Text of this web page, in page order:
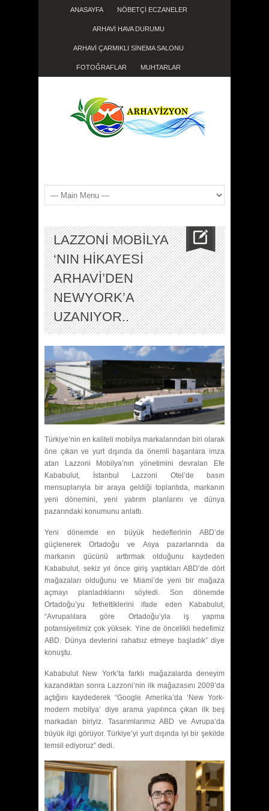
ANASAYFA NÖBETÇİ ECZANELER
ARHAVİ HAVA DURUMU
ARHAVİ ÇARMIKLI SİNEMA SALONU
FOTOĞRAFLAR MUHTARLAR
LAZZONİ MOBİLYA
‘NIN HİKAYESİ
ARHAVİ’DEN
NEWYORK’A
UZANIYOR..
Türkiye’nin en kaliteli mobilya markalarından biri olarak
öne çıkan ve yurt dışında da önemli başarılara imza
atan Lazzoni Mobilya’nın yönetimini devralan Efe
Kababulut, İstanbul Lazzoni Otel’de basın
mensuplarıyla bir araya geldiği toplantıda, markanın
yeni dönemini, yeni yatırım planlarını ve dünya
pazarındaki konumunu anlattı.
Yeni dönemde en büyük hedeflerinin ABD’de
güçlenerek Ortadoğu ve Asya pazarlarında da
markanın gücünü arttırmak olduğunu kaydeden
Kababulut, sekiz yıl önce giriş yaptıkları ABD’de dört
mağazaları olduğunu ve Miami’de yeni bir mağaza
açmayı planladıklarını söyledi. Son dönemde
Ortadoğu’yu fethettiklerini ifade eden Kababulut,
“Avrupalılara göre Ortadoğu’yla iş yapma
potansiyelimiz çok yüksek. Yine de öncelikli hedefimiz
ABD. Dünya devlerini rahatsız etmeye başladık” diye
konuştu.
Kababulut New York’ta farklı mağazalarda deneyim
kazandıktan sonra Lazzoni’nin ilk mağazasını 2009’da
açtığını kaydederek “Google Amerika’da ‘New York-
modern mobilya’ diye arama yapılınca çıkan ilk beş
markadan biriyiz. Tasarımlarımız ABD ve Avrupa’da
büyük ilgi görüyor. Türkiye’yi yurt dışında iyi bir şekilde
temsil ediyoruz” dedi.